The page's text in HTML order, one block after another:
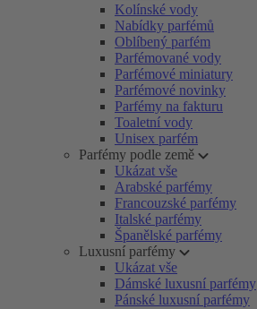
Kolínské vody
Nabídky parfémů
Oblíbený parfém
Parfémované vody
Parfémové miniatury
Parfémové novinky
Parfémy na fakturu
Toaletní vody
Unisex parfém
Parfémy podle země
Ukázat vše
Arabské parfémy
Francouzské parfémy
Italské parfémy
Španělské parfémy
Luxusní parfémy
Ukázat vše
Dámské luxusní parfémy
Pánské luxusní parfémy